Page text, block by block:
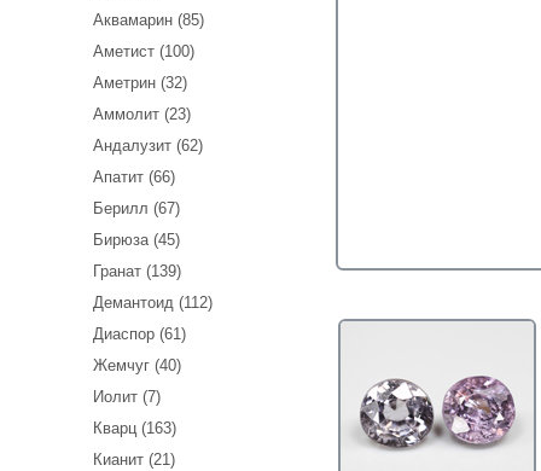
Аквамарин (85)
Аметист (100)
Аметрин (32)
Аммолит (23)
Андалузит (62)
Апатит (66)
Берилл (67)
Бирюза (45)
Гранат (139)
Демантоид (112)
Диаспор (61)
Жемчуг (40)
Иолит (7)
Кварц (163)
Кианит (21)